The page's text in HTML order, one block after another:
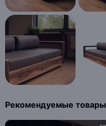
Рекомендуемые товары